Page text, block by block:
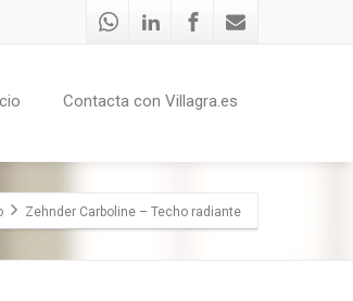
Contacta con Villagra.es
Zehnder Carboline – Techo radiante